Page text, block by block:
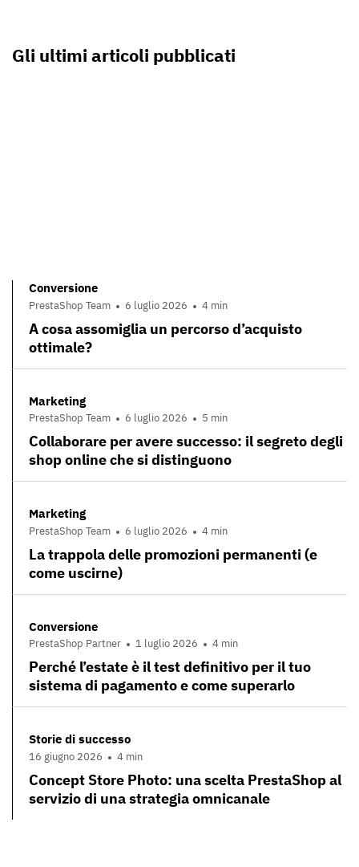
Gli ultimi articoli pubblicati
Conversione
PrestaShop Team 6 luglio 2026 4 min
A cosa assomiglia un percorso d’acquisto
ottimale?
Marketing
PrestaShop Team 6 luglio 2026 5 min
Collaborare per avere successo: il segreto degli
shop online che si distinguono
Marketing
PrestaShop Team 6 luglio 2026 4 min
La trappola delle promozioni permanenti (e
come uscirne)
Conversione
PrestaShop Partner 1 luglio 2026 4 min
Perché l’estate è il test definitivo per il tuo
sistema di pagamento e come superarlo
Storie di successo
16 giugno 2026 4 min
Concept Store Photo: una scelta PrestaShop al
servizio di una strategia omnicanale